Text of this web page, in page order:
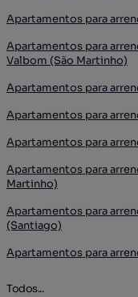
Apartamentos para
Apartamentos para
Valbom (São Martinho)
Apartamentos para
Apartamentos para
Apartamentos para
Apartamentos para
Martinho)
Apartamentos para
(Santiago)
Apartamentos para
Todos...